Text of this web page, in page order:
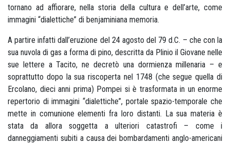
tornano ad affiorare, nella storia della cultura e dell’arte, come
immagini “dialettiche” di benjaminiana memoria.
A partire infatti dall’eruzione del 24 agosto del 79 d.C. – che con la
sua nuvola di gas a forma di pino, descritta da Plinio il Giovane nelle
sue lettere a Tacito, ne decretò una dormienza millenaria – e
soprattutto dopo la sua riscoperta nel 1748 (che segue quella di
Ercolano, dieci anni prima) Pompei si è trasformata in un enorme
repertorio di immagini “dialettiche”, portale spazio-temporale che
mette in comunione elementi fra loro distanti. La sua materia è
stata da allora soggetta a ulteriori catastrofi – come i
danneggiamenti subiti a causa dei bombardamenti anglo-americani